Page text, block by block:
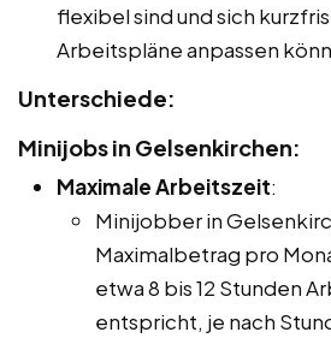
flexibel sind und sich
Arbeitspläne anpassen
Unterschiede:
Minijobs in Gelsenkirchen:
Maximale Arbeitszeit:
Minijobber in
Maximalbetrag pro
etwa 8 bis 12 Stunden
entspricht, je nach